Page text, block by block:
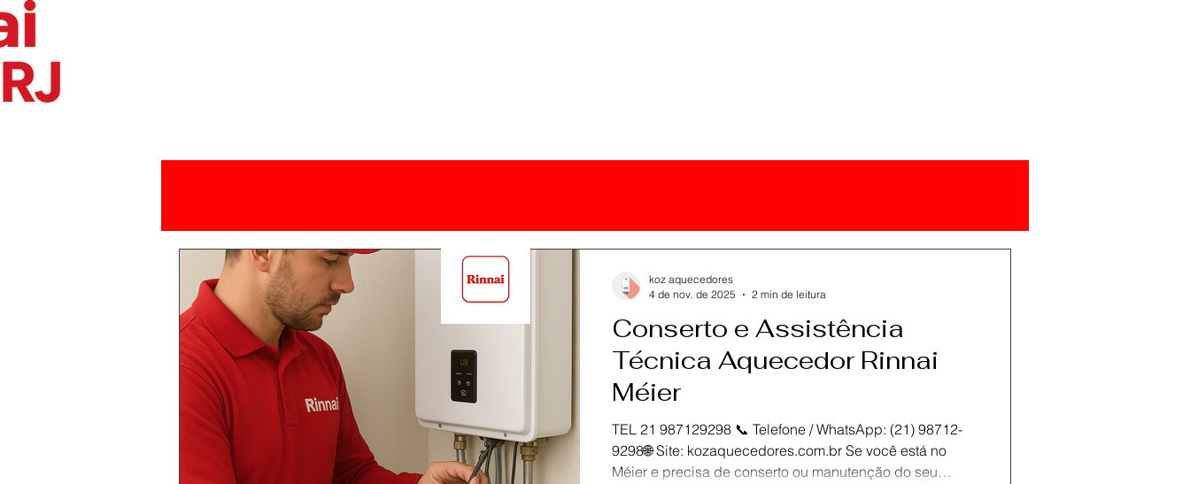
Conserto e Assistência
Técnica Aquecedor Rinnai
Méier
TEL 21 987129298 📞 Telefone / WhatsApp: (21) 98712-
9298🌐 Site: kozaquecedores.com.br Se você está no
Méier e precisa de conserto ou manutenção do seu
koz aquecedores
4 de nov. de 2025
2 min de leitura